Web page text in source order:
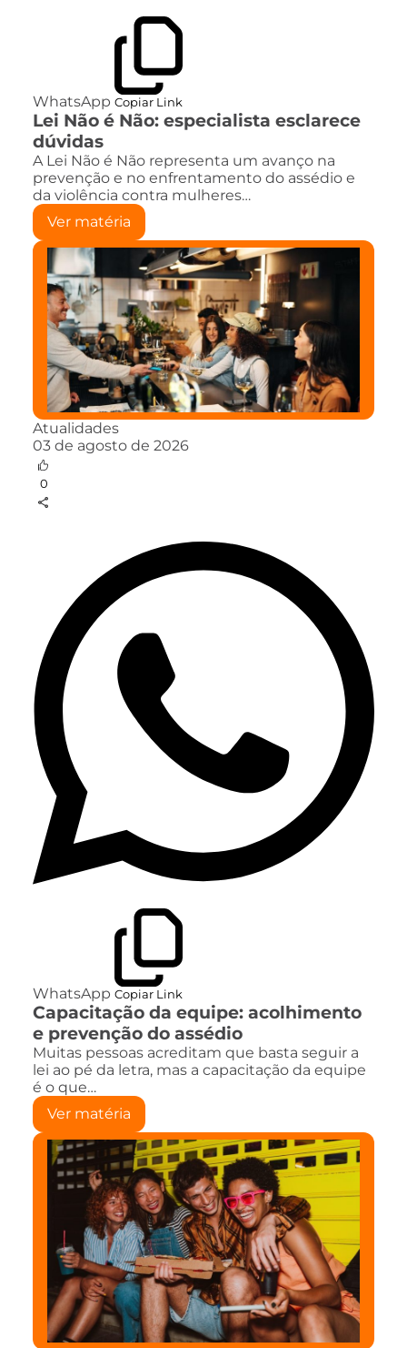
WhatsApp Copiar Link
Lei Não é Não: especialista esclarece
dúvidas
A Lei Não é Não representa um avanço na
prevenção e no enfrentamento do assédio e
da violência contra mulheres…
Ver matéria
Atualidades
03 de agosto de 2026
0
WhatsApp Copiar Link
Capacitação da equipe: acolhimento
e prevenção do assédio
Muitas pessoas acreditam que basta seguir a
lei ao pé da letra, mas a capacitação da equipe
é o que…
Ver matéria